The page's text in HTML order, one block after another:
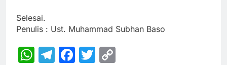
Selesai.
Penulis : Ust. Muhammad Subhan Baso
WhatsApp
Telegram
Facebook
Twitter